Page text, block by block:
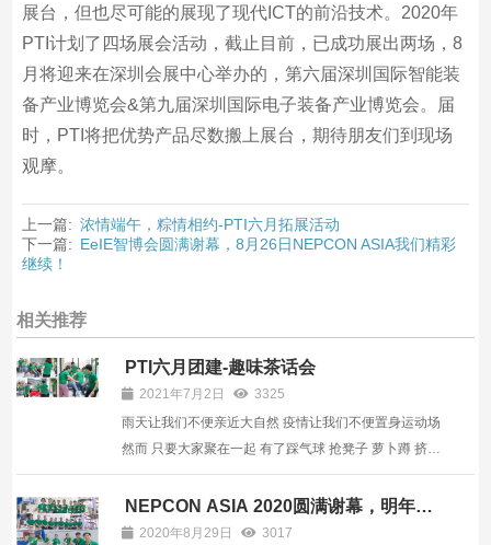
展台，但也尽可能的展现了现代ICT的前沿技术。2020年
PTI计划了四场展会活动，截止目前，已成功展出两场，8
月将迎来在深圳会展中心举办的，第六届深圳国际智能装
备产业博览会&第九届深圳国际电子装备产业博览会。届
时，PTI将把优势产品尽数搬上展台，期待朋友们到现场
观摩。
上一篇: 浓情端午，粽情相约-PTI六月拓展活动
下一篇: EeIE智博会圆满谢幕，8月26日NEPCON ASIA我们精彩
继续！
相关推荐
PTI六月团建-趣味茶话会
2021年7月2日
3325
雨天让我们不便亲近大自然 疫情让我们不便置身运动场
然而 只要大家聚在一起 有了踩气球 抢凳子 萝卜蹲 挤眉
弄眼 这一系列互动性极强的游戏 照样可以玩得很嗨 何
况还有行政小姐姐 精心准备的各式美食 六月的结束 标
志着2021年已经过半 时光总是在不知不觉中 匆匆流
NEPCON ASIA 2020圆满谢幕，明年再
会！2020年8月29日
3017